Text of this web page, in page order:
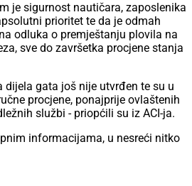
je sigurnost nautičara, zaposlenika
prioritet te da je odmah
odluka o premještanju plovila na
sve do završetka procjene stanja
dijela gata još nije utvrđen te su u
procjene, ponajprije ovlaštenih
službi - priopćili su iz ACI-ja.
informacijama, u nesreći nitko